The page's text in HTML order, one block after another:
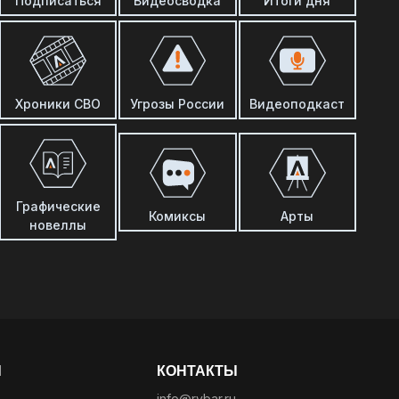
Хроники СВО Угрозы России Видеоподкаст
Графические
новеллы
Комиксы Арты
КОНТАКТЫ